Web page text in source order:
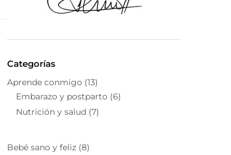
Categorías
Aprende conmigo (13)
Embarazo y postparto (6)
Nutrición y salud (7)
Bebé sano y feliz(8)